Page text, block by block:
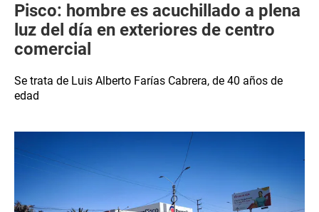
Pisco: hombre es acuchillado a plena
luz del día en exteriores de centro
comercial
Se trata de Luis Alberto Farías Cabrera, de 40 años de
edad